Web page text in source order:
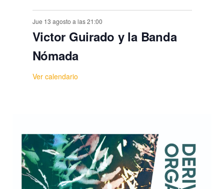
Jue 13 agosto a las 21:00
Victor Guirado y la Banda
Nómada
Ver calendario